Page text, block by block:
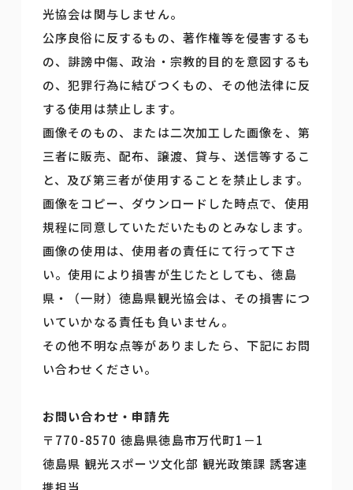
光協会は関与しません。
公序良俗に反するもの、著作権等を侵害するも
の、誹謗中傷、政治・宗教的目的を意図するも
の、犯罪行為に結びつくもの、その他法律に反
する使用は禁止します。
画像そのもの、または二次加工した画像を、第
三者に販売、配布、譲渡、貸与、送信等するこ
と、及び第三者が使用することを禁止します。
画像をコピー、ダウンロードした時点で、使用
規程に同意していただいたものとみなします。
画像の使用は、使用者の責任にて行って下さ
い。使用により損害が生じたとしても、徳島
県・（一財）徳島県観光協会は、その損害につ
いていかなる責任も負いません。
その他不明な点等がありましたら、下記にお問
い合わせください。
お問い合わせ・申請先
〒770-8570 徳島県徳島市万代町1－1
徳島県 観光スポーツ文化部 観光政策課 誘客連